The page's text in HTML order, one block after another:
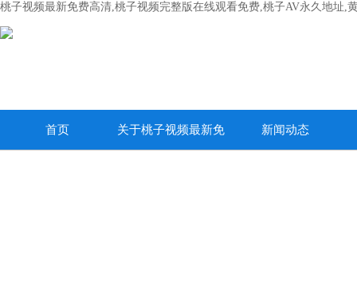
桃子视频最新免费高清,桃子视频完整版在线观看免费,桃子AV永久地址,
首页 关于桃子视频最新免 新闻动态